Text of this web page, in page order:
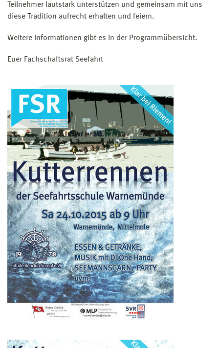
Teilnehmer lautstark unterstützen und gemeinsam mit uns
diese Tradition aufrecht erhalten und feiern.
Weitere Informationen gibt es in der Programmübersicht.
Euer Fachschaftsrat Seefahrt